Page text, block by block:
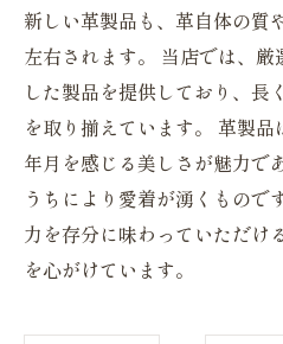
新しい革製品も、革自体の質
左右されます。 当店では、
した製品を提供しており、長
を取り揃えています。 革製品
年月を感じる美しさが魅力で
うちにより愛着が湧くもので
力を存分に味わっていただけ
を心がけています。